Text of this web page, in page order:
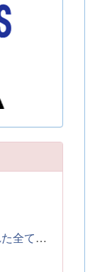
今回の地震で被災された全ての皆様へ